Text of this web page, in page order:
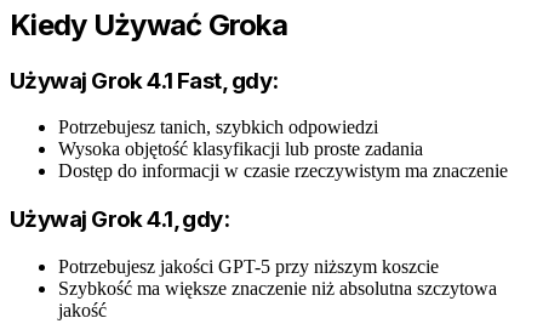
Kiedy Używać Groka
Używaj Grok 4.1 Fast, gdy:
Potrzebujesz tanich, szybkich odpowiedzi
Wysoka objętość klasyfikacji lub proste zadania
Dostęp do informacji w czasie rzeczywistym ma znaczenie
Używaj Grok 4.1, gdy:
Potrzebujesz jakości GPT-5 przy niższym koszcie
Szybkość ma większe znaczenie niż absolutna szczytowa
jakość